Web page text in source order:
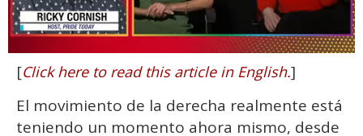
minute,
15
seconds
[Click here to read this article in English.]
El movimiento de la derecha realmente está
teniendo un momento ahora mismo, desde